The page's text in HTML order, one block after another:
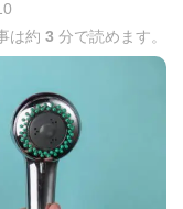
は約 3 分で読めます。